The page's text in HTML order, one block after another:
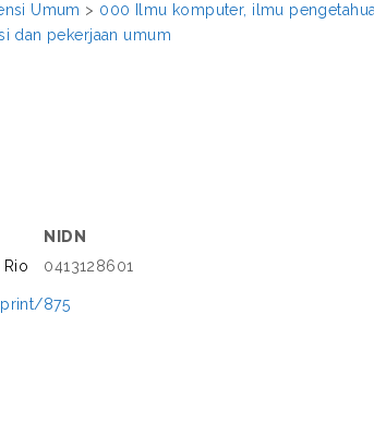
Umum > 000 Ilmu komputer, ilmu
dan pekerjaan umum
NIDN
0413128601
875